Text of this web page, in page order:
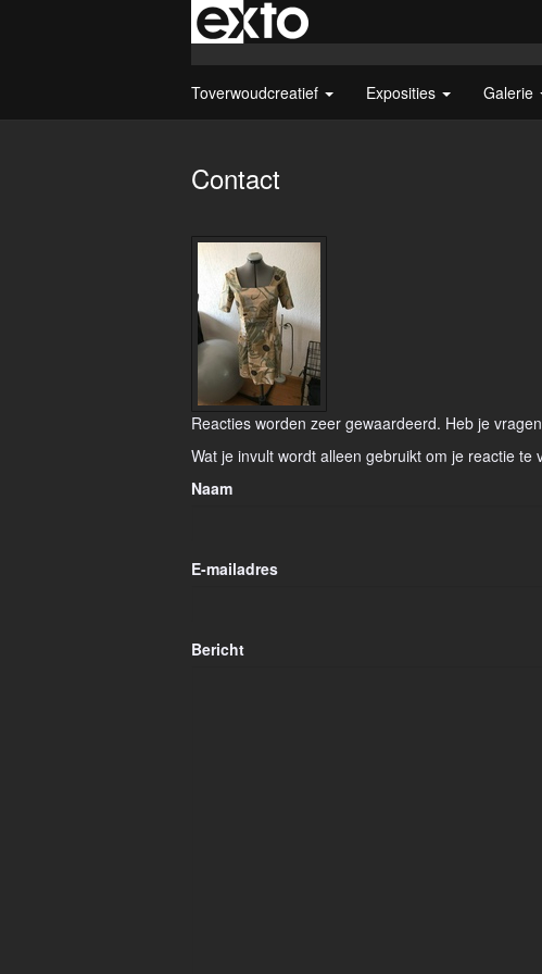
Toverwoudcreatief Exposities Galerie
Contact
Reacties worden zeer gewaardeerd. Heb je
Wat je invult wordt alleen gebruikt om je reactie te
Naam
E-mailadres
Bericht